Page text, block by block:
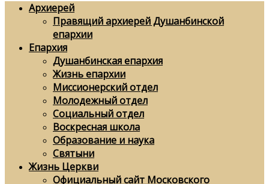
Архиерей
Правящий архиерей Душанбинской
епархии
Епархия
Душанбинская епархия
Жизнь епархии
Миссионерский отдел
Молодежный отдел
Социальный отдел
Воскресная школа
Образование и наука
Святыни
Жизнь Церкви
Официальный сайт Московского